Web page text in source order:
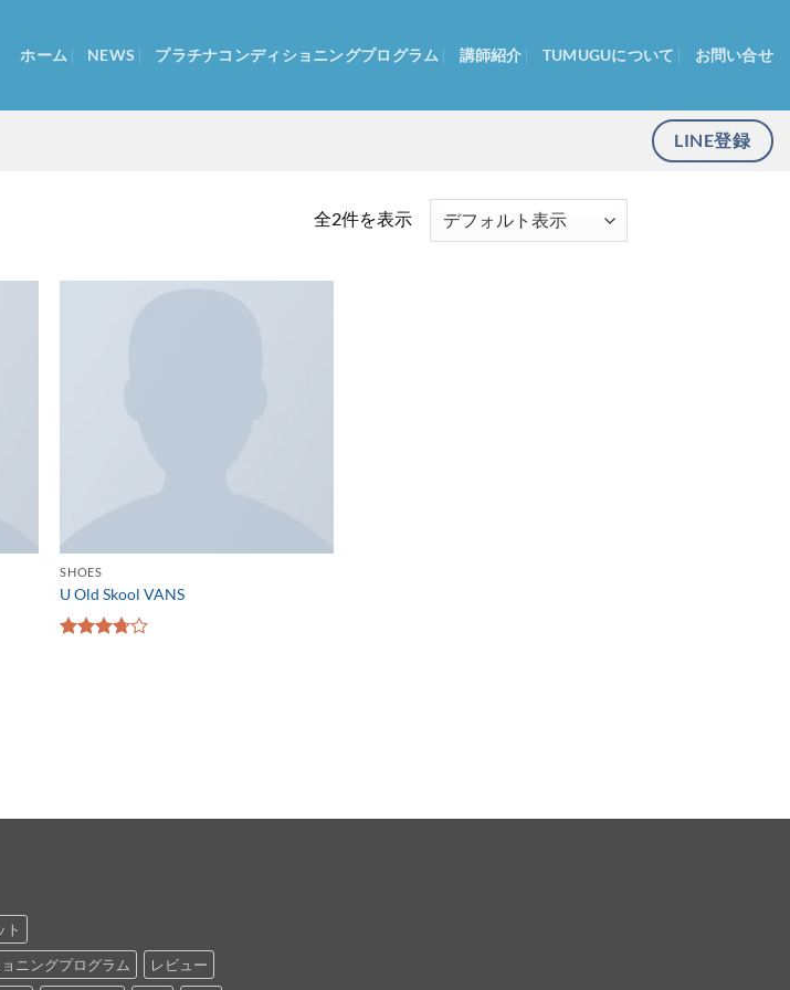
ホーム NEWS プラチナコンディショニングプログラム 講師紹介 TUMUGUについて お問い合せ
LINE登録
全2件を表示
SHOES
U Old Skool VANS
ト
ニングプログラム
レビュー